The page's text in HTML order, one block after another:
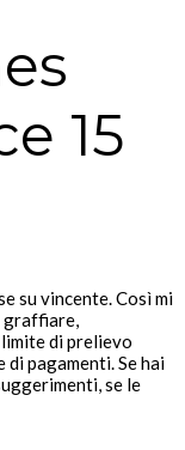
15
su vincente. Così mi
graffiare,
di prelievo
pagamenti. Se hai
se le